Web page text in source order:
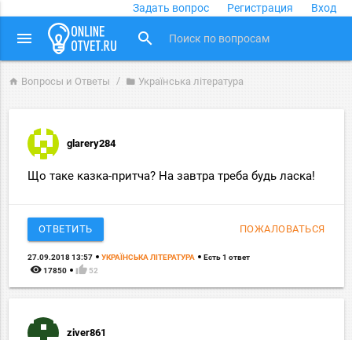
Задать вопрос Регистрация Вход
menu search
home Вопросы и Ответы folder Українська література
glarery284
Що таке казка-притча? На завтра треба будь ласка!
ОТВЕТИТЬ ПОЖАЛОВАТЬСЯ
27.09.2018 13:57 УКРАЇНСЬКА ЛІТЕРАТУРА Есть 1 ответ
remove_red_eye 17850 thumb_up 52
ziver861